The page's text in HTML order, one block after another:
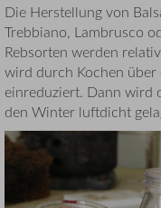
Die Herstellung von
Trebbiano, Lambrusco
Rebsorten werden
wird durch Kochen über
einreduziert. Dann wird
den Winter luftdicht